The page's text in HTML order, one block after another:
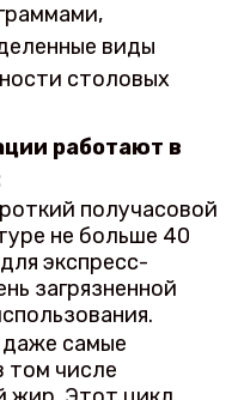
виды
столовых
работают в
получасовой
не больше 40
экспресс-
загрязненной
самые
том числе